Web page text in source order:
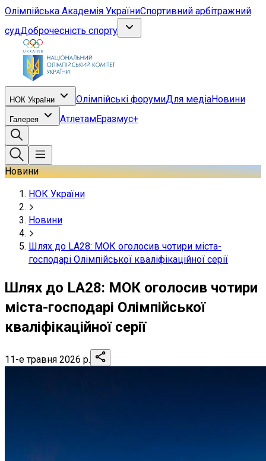
Олімпійська Академія УкраїниСпортивний арбітражний
судДоброчесність спорту
НОК України Олімпійські форумиДля медіаНовини
Галерея АтлетамЕразмус+
Новини
НОК України
Новини
Шлях до LA28: МОК оголосив чотири міста-
господарі Олімпійської кваліфікаційної серії
Шлях до LA28: МОК оголосив чотири
міста-господарі Олімпійської
кваліфікаційної серії
11-е травня 2026 р.